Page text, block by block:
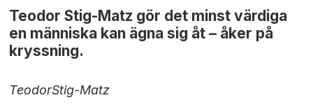
Teodor Stig-Matz gör det minst värdiga
en människa kan ägna sig åt – åker på
kryssning.
TeodorStig-Matz